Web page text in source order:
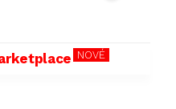
NOVÉ